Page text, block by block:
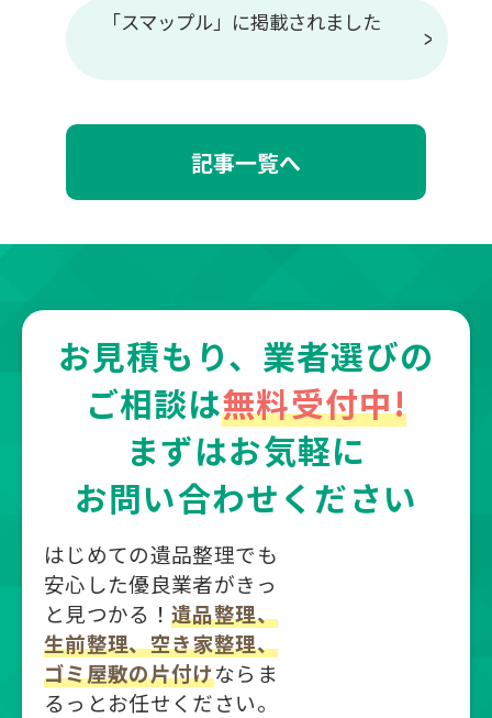
「スマップル」に掲載されました
記事一覧へ
お見積もり、業者選びの
ご相談は無料受付中!
まずはお気軽に
お問い合わせください
はじめての遺品整理でも
安心した優良業者がきっ
と見つかる！遺品整理、
生前整理、空き家整理、
ゴミ屋敷の片付けならま
るっとお任せください。